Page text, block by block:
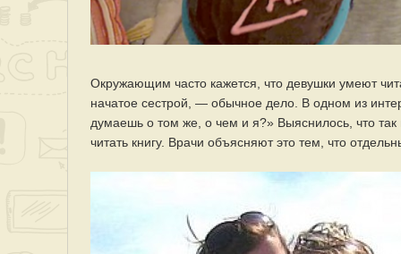
Окружающим часто кажется, что девушки умеют
начатое сестрой, — обычное дело. В одном из
думаешь о том же, о чем и я?» Выяснилось, что так
читать книгу. Врачи объясняют это тем, что